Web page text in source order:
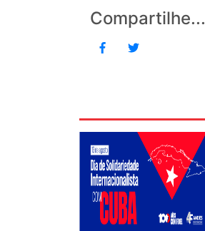
Compartilhe...